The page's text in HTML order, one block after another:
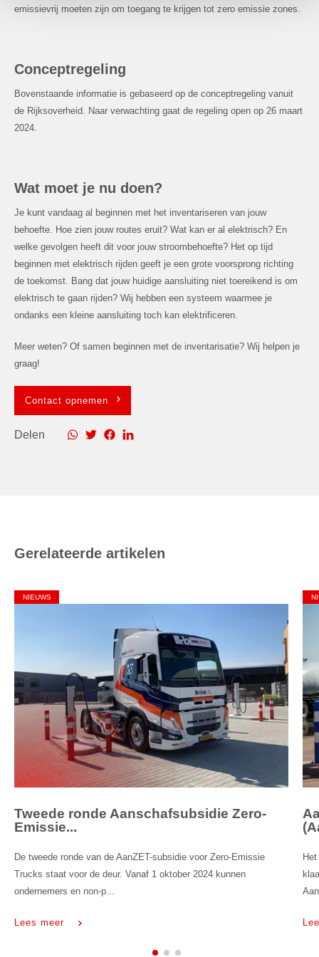
emissievrij moeten zijn om toegang te krijgen tot zero emissie zones.
Conceptregeling
Bovenstaande informatie is gebaseerd op de conceptregeling vanuit
de Rijksoverheid. Naar verwachting gaat de regeling open op 26 maart
2024.
Wat moet je nu doen?
Je kunt vandaag al beginnen met het inventariseren van jouw
behoefte. Hoe zien jouw routes eruit? Wat kan er al elektrisch? En
welke gevolgen heeft dit voor jouw stroombehoefte? Het op tijd
beginnen met elektrisch rijden geeft je een grote voorsprong richting
de toekomst. Bang dat jouw huidige aansluiting niet toereikend is om
elektrisch te gaan rijden? Wij hebben een systeem waarmee je
ondanks een kleine aansluiting toch kan elektrificeren.
Meer weten? Of samen beginnen met de inventarisatie? Wij helpen je
graag!
Contact opnemen
Delen
Gerelateerde artikelen
NIEUWS
Tweede ronde Aanschafsubsidie Zero-
Emissie...
De tweede ronde van de AanZET-subsidie voor Zero-Emissie
Trucks staat voor de deur. Vanaf 1 oktober 2024 kunnen
ondernemers en non-p...
Lees meer